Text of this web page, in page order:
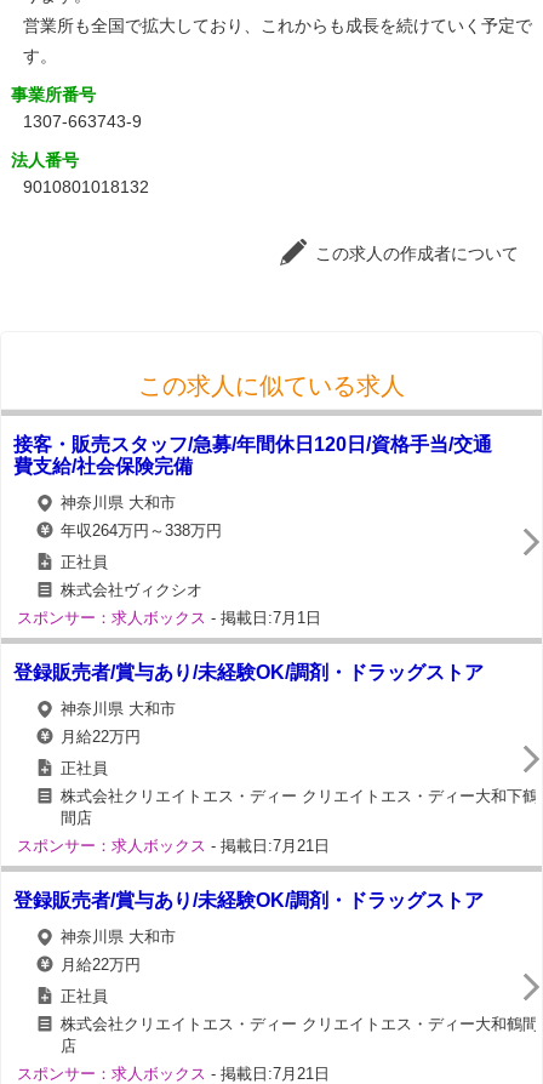
営業所も全国で拡大しており、これからも成長を続けていく予定で
す。
事業所番号
1307-663743-9
法人番号
9010801018132
この求人の作成者について
この求人に似ている求人
接客・販売スタッフ/急募/年間休日120日/資格手当/交通
費支給/社会保険完備
神奈川県 大和市
年収264万円～338万円
正社員
株式会社ヴィクシオ
スポンサー：求人ボックス - 掲載日:7月1日
登録販売者/賞与あり/未経験OK/調剤・ドラッグストア
神奈川県 大和市
月給22万円
正社員
株式会社クリエイトエス・ディー クリエイトエス・ディー大和下鶴
間店
スポンサー：求人ボックス - 掲載日:7月21日
登録販売者/賞与あり/未経験OK/調剤・ドラッグストア
神奈川県 大和市
月給22万円
正社員
株式会社クリエイトエス・ディー クリエイトエス・ディー大和鶴間
店
スポンサー：求人ボックス - 掲載日:7月21日